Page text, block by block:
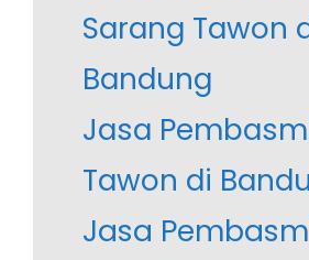
Sarang Tawon
Bandung
Jasa
Tawon di
Jasa